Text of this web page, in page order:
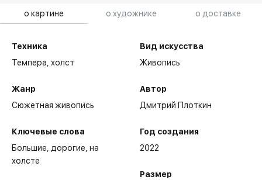
о картине о художнике о доставке
Техника
Темпера,холст
Жанр
Сюжетная живопись
Ключевые слова
Большие дорогие на
холсте
Вид искусства
Живопись
Автор
Дмитрий Плоткин
Год создания
2022
Размер